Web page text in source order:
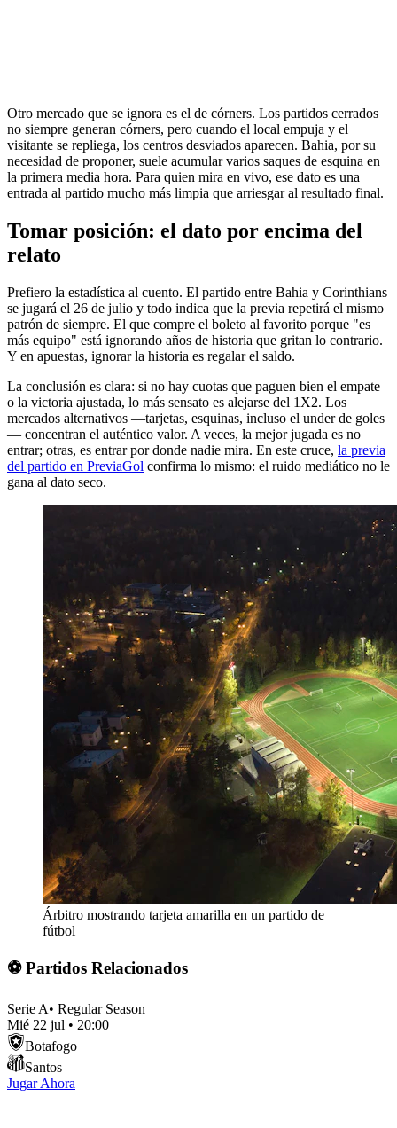
Otro mercado que se ignora es el de córners. Los partidos cerrados
no siempre generan córners, pero cuando el local empuja y el
visitante se repliega, los centros desviados aparecen. Bahia, por su
necesidad de proponer, suele acumular varios saques de esquina en
la primera media hora. Para quien mira en vivo, ese dato es una
entrada al partido mucho más limpia que arriesgar al resultado final.
Tomar posición: el dato por encima del
relato
Prefiero la estadística al cuento. El partido entre Bahia y Corinthians
se jugará el 26 de julio y todo indica que la previa repetirá el mismo
patrón de siempre. El que compre el boleto al favorito porque "es
más equipo" está ignorando años de historia que gritan lo contrario.
Y en apuestas, ignorar la historia es regalar el saldo.
La conclusión es clara: si no hay cuotas que paguen bien el empate
o la victoria ajustada, lo más sensato es alejarse del 1X2. Los
mercados alternativos —tarjetas, esquinas, incluso el under de goles
— concentran el auténtico valor. A veces, la mejor jugada es no
entrar; otras, es entrar por donde nadie mira. En este cruce, la previa
del partido en PreviaGol confirma lo mismo: el ruido mediático no le
gana al dato seco.
Árbitro mostrando tarjeta amarilla en un partido de
fútbol
⚽ Partidos Relacionados
Serie A• Regular Season
Mié 22 jul • 20:00
Botafogo
Santos
Jugar Ahora